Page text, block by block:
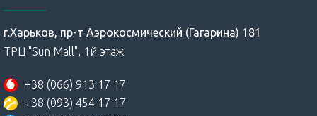
г.Харьков, пр-т Аэрокосмический (Гагарина) 181
ТРЦ "Sun Mall", 1й этаж
+38 (066) 913 17 17
+38 (093) 454 17 17